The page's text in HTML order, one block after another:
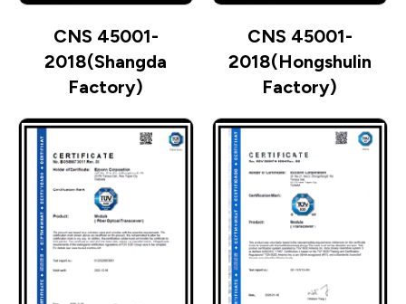
CNS 45001-
2018(Shangda
Factory)
CNS 45001-
2018(Hongshulin
Factory)